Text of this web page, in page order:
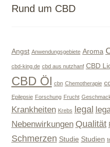
Rund um CBD
Angst Anwendungsgebiete Aroma
cbd-king.de cbd aus nutzhanf CBD
CBD Öl cbn Chemotherapie
Epilepsie Forschung Frucht
Krankheiten Krebs legal
Nebenwirkungen Qualität
Schmerzen Studie Studien